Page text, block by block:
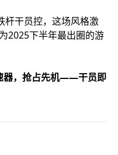
杆干员控，这场风格激
2025下半年最出圈的游
器，抢占先机——干员即